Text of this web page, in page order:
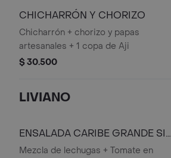
CHICHARRÓN Y CHORIZO
Chicharrón + chorizo y papas
artesanales + 1 copa de Aji
$ 30.500
LIVIANO
ENSALADA CARIBE GRANDE SIN
POLLO
Mezcla de lechugas + Tomate en